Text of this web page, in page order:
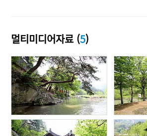
멀티미디어자료 (5)